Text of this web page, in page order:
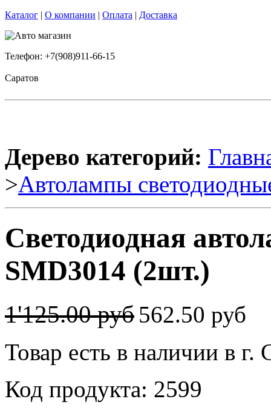
Каталог | О компании | Оплата | Доставка
Телефон: +7(908)911-66-15
Саратов
Дерево категорий:
>Автолампы
Светодиодная
SMD3014 (2шт.)
1'125.00 руб 562.50 руб
Товар есть в наличии в г.
Код продукта: 2599